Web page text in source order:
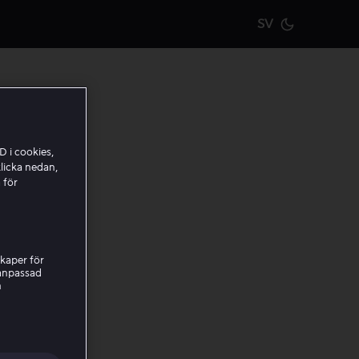
SV
i cookies,
nedan,
för
för